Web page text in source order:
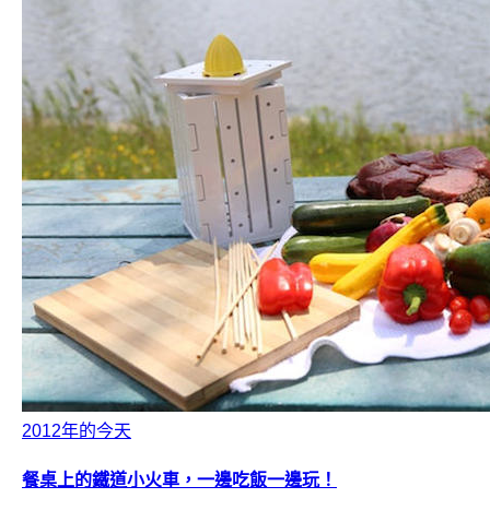
2012年的今天
餐桌上的鐵道小火車，一邊吃飯一邊玩！